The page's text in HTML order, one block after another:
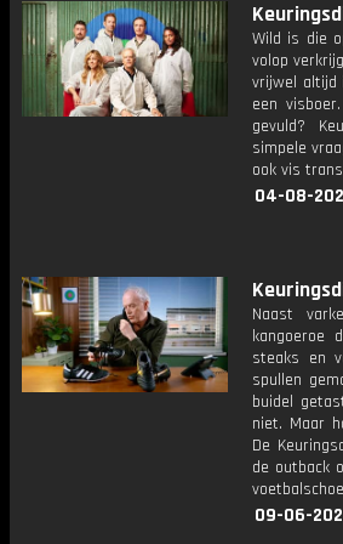
Wild is die
volop
vrijwel altijd
een
gevuld?
simpele
ook vis
04-08-
Naast
kangoeroe
steaks en
spullen
buidel
niet. Maar
De
de outback
09-06-